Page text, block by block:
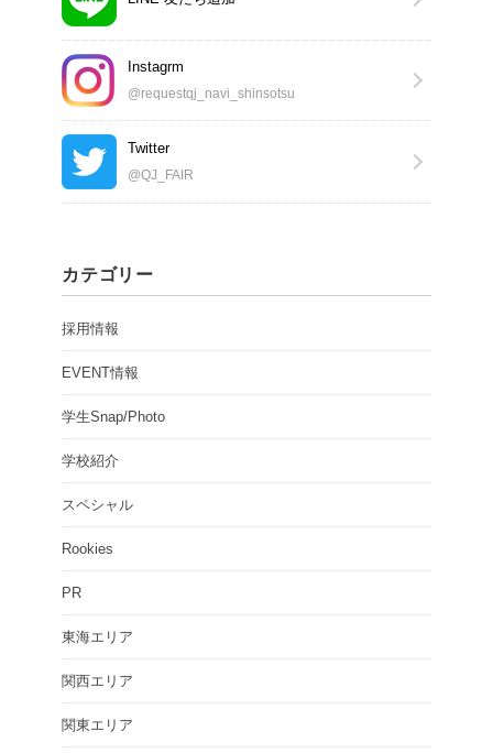
Instagrm
@requestqj_navi_shinsotsu
Twitter
@QJ_FAIR
カテゴリー
採用情報
EVENT情報
学生Snap/Photo
学校紹介
スペシャル
Rookies
PR
東海エリア
関西エリア
関東エリア